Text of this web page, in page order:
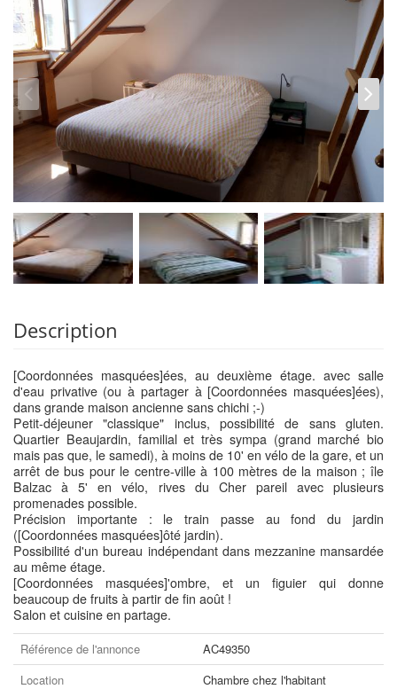
Description
[Coordonnées masquées]ées, au deuxième étage. avec salle
d'eau privative (ou à partager à [Coordonnées masquées]ées),
dans grande maison ancienne sans chichi ;-)
Petit-déjeuner "classique" inclus, possibilité de sans gluten.
Quartier Beaujardin, familial et très sympa (grand marché bio
mais pas que, le samedi), à moins de 10' en vélo de la gare, et un
arrêt de bus pour le centre-ville à 100 mètres de la maison ; île
Balzac à 5' en vélo, rives du Cher pareil avec plusieurs
promenades possible.
Précision importante : le train passe au fond du jardin
([Coordonnées masquées]ôté jardin).
Possibilité d'un bureau indépendant dans mezzanine mansardée
au même étage.
[Coordonnées masquées]'ombre, et un figuier qui donne
beaucoup de fruits à partir de fin août !
Salon et cuisine en partage.
Référence de l'annonce
AC49350
Location
Chambre chez l'habitant